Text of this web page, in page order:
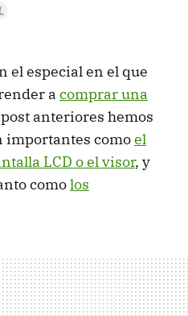
el especial en el que
a comprar una
anteriores hemos
importantes comoel
LCD o el visor, y
comolos